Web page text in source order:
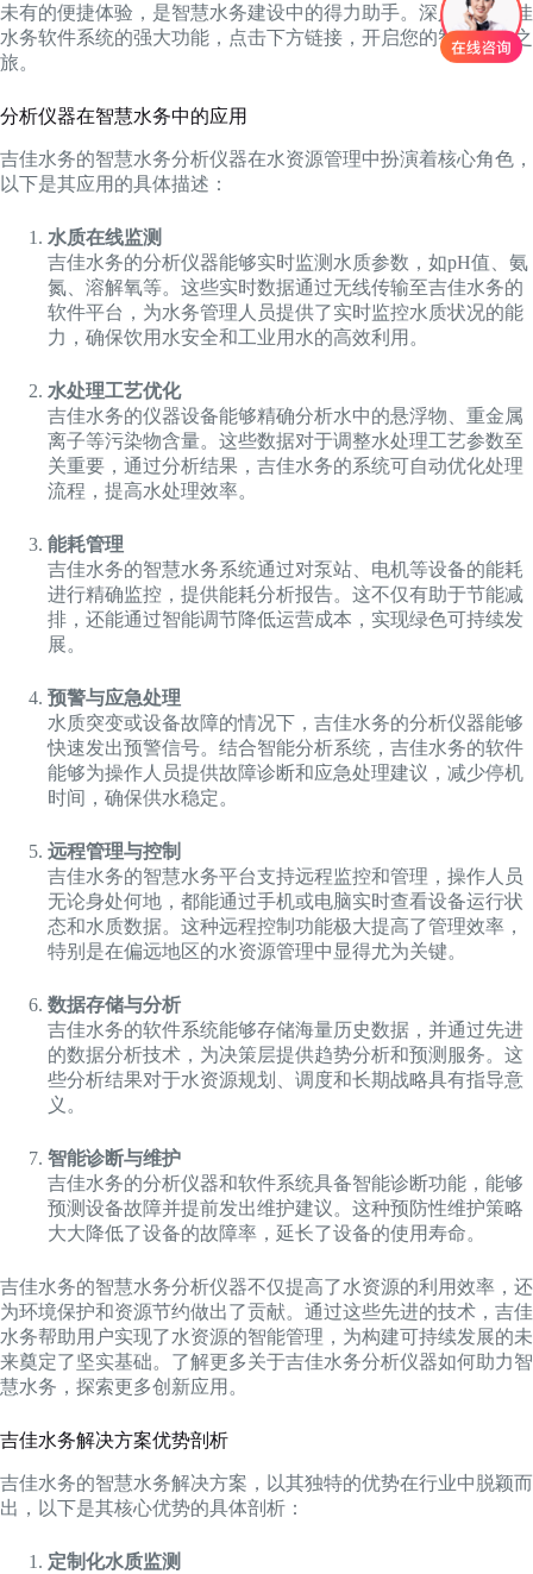
未有的便捷体验，是智慧水务建设中的得力助手。深入了解吉佳
水务软件系统的强大功能，点击下方链接，开启您的智慧水务之
旅。
分析仪器在智慧水务中的应用
吉佳水务的智慧水务分析仪器在水资源管理中扮演着核心角色，
以下是其应用的具体描述：
水质在线监测
吉佳水务的分析仪器能够实时监测水质参数，如pH值、氨
氮、溶解氧等。这些实时数据通过无线传输至吉佳水务的
软件平台，为水务管理人员提供了实时监控水质状况的能
力，确保饮用水安全和工业用水的高效利用。
水处理工艺优化
吉佳水务的仪器设备能够精确分析水中的悬浮物、重金属
离子等污染物含量。这些数据对于调整水处理工艺参数至
关重要，通过分析结果，吉佳水务的系统可自动优化处理
流程，提高水处理效率。
能耗管理
吉佳水务的智慧水务系统通过对泵站、电机等设备的能耗
进行精确监控，提供能耗分析报告。这不仅有助于节能减
排，还能通过智能调节降低运营成本，实现绿色可持续发
展。
预警与应急处理
水质突变或设备故障的情况下，吉佳水务的分析仪器能够
快速发出预警信号。结合智能分析系统，吉佳水务的软件
能够为操作人员提供故障诊断和应急处理建议，减少停机
时间，确保供水稳定。
远程管理与控制
吉佳水务的智慧水务平台支持远程监控和管理，操作人员
无论身处何地，都能通过手机或电脑实时查看设备运行状
态和水质数据。这种远程控制功能极大提高了管理效率，
特别是在偏远地区的水资源管理中显得尤为关键。
数据存储与分析
吉佳水务的软件系统能够存储海量历史数据，并通过先进
的数据分析技术，为决策层提供趋势分析和预测服务。这
些分析结果对于水资源规划、调度和长期战略具有指导意
义。
智能诊断与维护
吉佳水务的分析仪器和软件系统具备智能诊断功能，能够
预测设备故障并提前发出维护建议。这种预防性维护策略
大大降低了设备的故障率，延长了设备的使用寿命。
吉佳水务的智慧水务分析仪器不仅提高了水资源的利用效率，还
为环境保护和资源节约做出了贡献。通过这些先进的技术，吉佳
水务帮助用户实现了水资源的智能管理，为构建可持续发展的未
来奠定了坚实基础。了解更多关于吉佳水务分析仪器如何助力智
慧水务，探索更多创新应用。
吉佳水务解决方案优势剖析
吉佳水务的智慧水务解决方案，以其独特的优势在行业中脱颖而
出，以下是其核心优势的具体剖析：
定制化水质监测